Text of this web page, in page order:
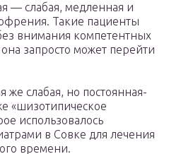
— слабая, медленная и
Такие пациенты
внимания компетентных
запросто может перейти
же слабая, но постоянная-
«шизотипическое
использовалось
в Совке для лечения
времени.